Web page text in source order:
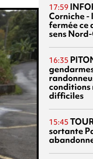
17:59
Corniche
fermée ce
sens
16:35
conditions
difficiles
15:45
sortante